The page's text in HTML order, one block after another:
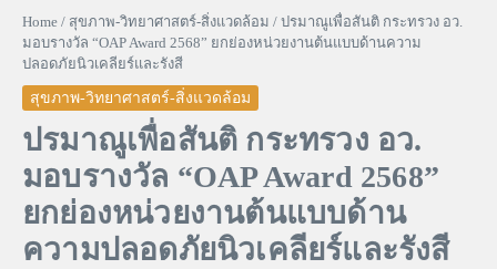
Home / สุขภาพ-วิทยาศาสตร์-สิ่งแวดล้อม / ปรมาณูเพื่อสันติ กระทรวง อว.
มอบรางวัล “OAP Award 2568” ยกย่องหน่วยงานต้นแบบด้านความ
ปลอดภัยนิวเคลียร์และรังสี
สุขภาพ-วิทยาศาสตร์-สิ่งแวดล้อม
ปรมาณูเพื่อสันติ กระทรวง อว.
มอบรางวัล “OAP Award 2568”
ยกย่องหน่วยงานต้นแบบด้าน
ความปลอดภัยนิวเคลียร์และรังสี